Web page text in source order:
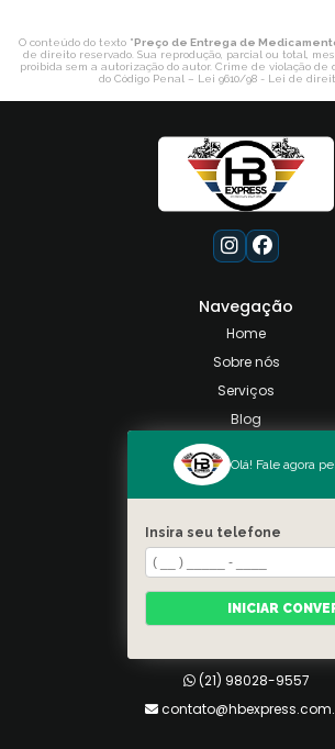
O conteúdo do texto "Preço de Entrega de
de direito reservado. Sua reprodução, parcial ou total,
proibida sem a autorização do autor. Crime de violação de
do Código Penal – Lei 9610/98 - Lei de
Navegação
Home
Sobre nós
Serviços
Blog
Categorias
Mapa do site
Contato
Taquara, Rio de Janeiro
(21) 98028-9557
(21) 98028-9557
Olá! Fale agora
Insira seu telefone
INICIAR